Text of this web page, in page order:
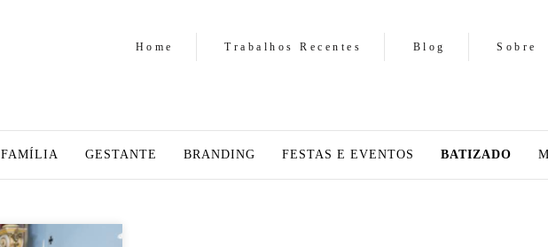
Home Trabalhos Recentes Blog Sobre
FAMÍLIA GESTANTE BRANDING FESTAS E EVENTOS BATIZADO